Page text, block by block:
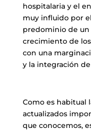
hospitalaria y el
muy influido por
predominio de un
crecimiento de
con una
y la integración
Como es habitual
actualizados
que conocemos,